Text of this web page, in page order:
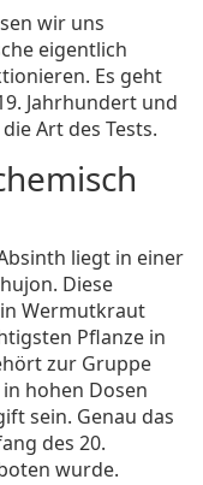
wir uns
eigentlich
Es geht
Jahrhundert und
Art des Tests.
liegt in einer
. Diese
Wermutkraut
Pflanze in
zur Gruppe
hohen Dosen
sein. Genau das
des 20.
wurde.